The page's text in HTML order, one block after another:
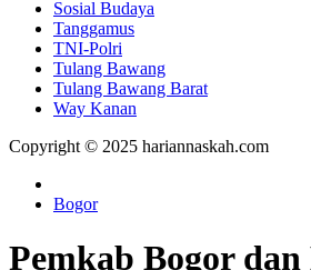
Sosial Budaya
Tanggamus
TNI-Polri
Tulang Bawang
Tulang Bawang Barat
Way Kanan
Copyright © 2025 hariannaskah.com
Bogor
Pemkab Bogor